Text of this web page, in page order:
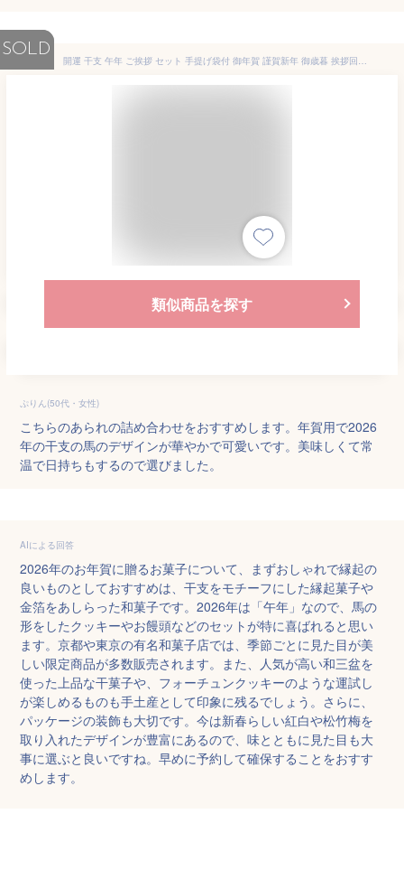
SOLD
開運 干支 午年 ご挨拶 セット 手提げ袋付 御年賀 謹賀新年 御歳暮 挨拶回り 帰省 土産 手土産 あられ おかき 甘くない ギフト 贈り物 プチギフト お菓子 をかし楽市 可愛い 国産 詰合せ 個包装 お礼 会社 職場 常温 馬 競馬 縁起物 正月 ノベルティ 粗品 配る
類似商品を探す
ぷりん(50代・女性)
こちらのあられの詰め合わせをおすすめします。年賀用で2026
年の干支の馬のデザインが華やかで可愛いです。美味しくて常
温で日持ちもするので選びました。
AIによる回答
2026年のお年賀に贈るお菓子について、まずおしゃれで縁起の
良いものとしておすすめは、干支をモチーフにした縁起菓子や
金箔をあしらった和菓子です。2026年は「午年」なので、馬の
形をしたクッキーやお饅頭などのセットが特に喜ばれると思い
ます。京都や東京の有名和菓子店では、季節ごとに見た目が美
しい限定商品が多数販売されます。また、人気が高い和三盆を
使った上品な干菓子や、フォーチュンクッキーのような運試し
が楽しめるものも手土産として印象に残るでしょう。さらに、
パッケージの装飾も大切です。今は新春らしい紅白や松竹梅を
取り入れたデザインが豊富にあるので、味とともに見た目も大
事に選ぶと良いですね。早めに予約して確保することをおすす
めします。